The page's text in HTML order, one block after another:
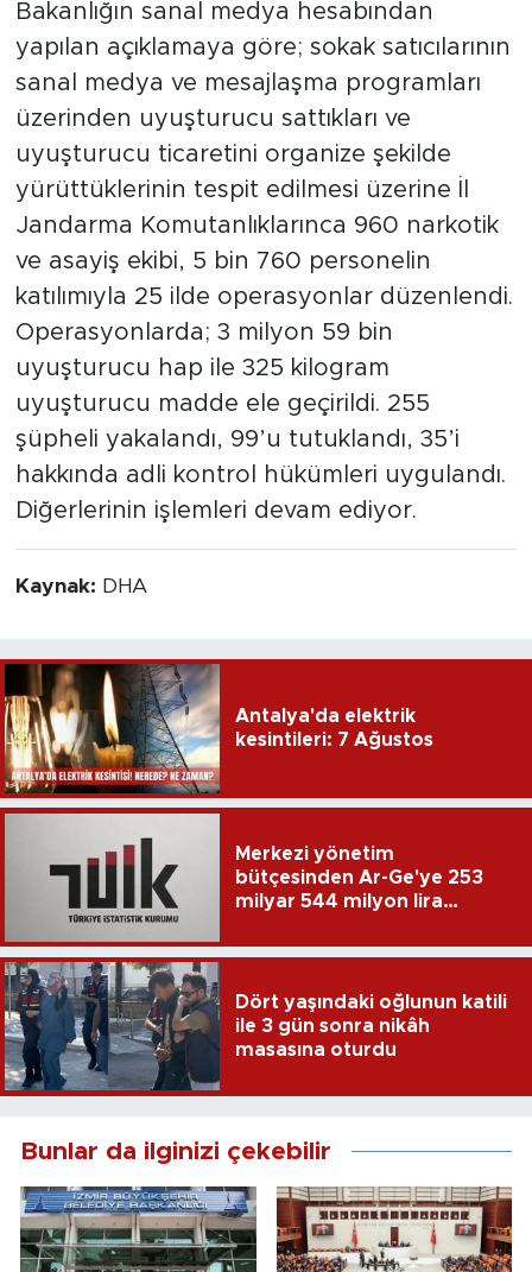
Bakanlığın sanal medya hesabından
yapılan açıklamaya göre; sokak satıcılarının
sanal medya ve mesajlaşma programları
üzerinden uyuşturucu sattıkları ve
uyuşturucu ticaretini organize şekilde
yürüttüklerinin tespit edilmesi üzerine İl
Jandarma Komutanlıklarınca 960 narkotik
ve asayiş ekibi, 5 bin 760 personelin
katılımıyla 25 ilde operasyonlar düzenlendi.
Operasyonlarda; 3 milyon 59 bin
uyuşturucu hap ile 325 kilogram
uyuşturucu madde ele geçirildi. 255
şüpheli yakalandı, 99’u tutuklandı, 35’i
hakkında adli kontrol hükümleri uygulandı.
Diğerlerinin işlemleri devam ediyor.
Kaynak: DHA
Antalya'da elektrik
kesintileri: 7 Ağustos
Merkezi yönetim
bütçesinden Ar-Ge'ye 253
milyar 544 milyon lira
Dört yaşındaki oğlunun katili
ile 3 gün sonra nikâh
masasına oturdu
Bunlar da ilginizi çekebilir